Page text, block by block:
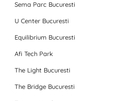
Sema Parc Bucuresti
U Center Bucuresti
Equilibrium Bucuresti
Afi Tech Park
The Light Bucuresti
The Bridge Bucuresti